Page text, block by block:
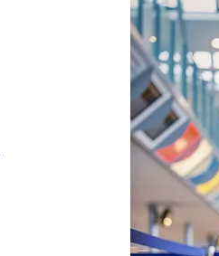
Reisen Sie
Fly &
wie
Deutschland
an Bord